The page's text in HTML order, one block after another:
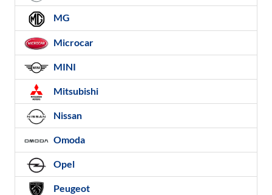
MG
Microcar
MINI
Mitsubishi
Nissan
Omoda
Opel
Peugeot